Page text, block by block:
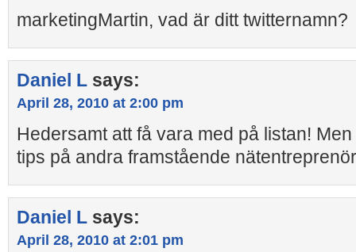
marketingMartin, vad är ditt twitternamn?
Daniel L says:
April 28, 2010 at 2:00 pm
Hedersamt att få vara med på listan!
tips på andra framstående
Daniel L says:
April 28, 2010 at 2:01 pm